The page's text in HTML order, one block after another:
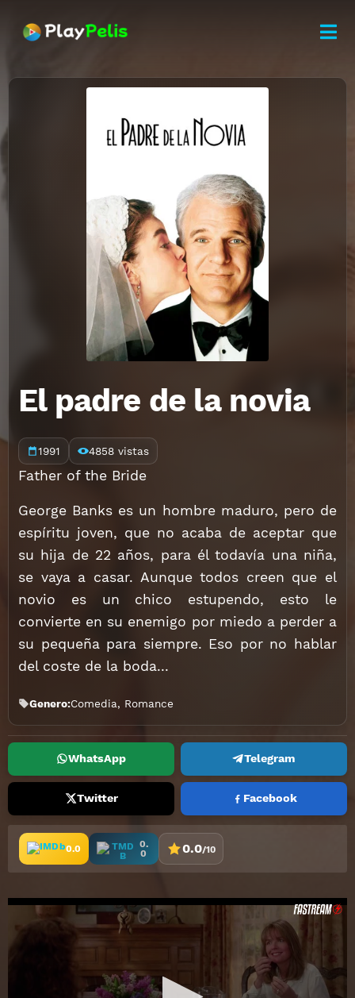
El padre de la novia
1991 4858 vistas
Father of the Bride
George Banks es un hombre maduro, pero de
espíritu joven, que no acaba de aceptar que
su hija de 22 años, para él todavía una niña,
se vaya a casar. Aunque todos creen que el
novio es un chico estupendo, esto le
convierte en su enemigo por miedo a perder a
su pequeña para siempre. Eso por no hablar
del coste de la boda...
Genero:Comedia, Romance
WhatsApp Telegram
Twitter Facebook
0.0
0.
0
0.0/10